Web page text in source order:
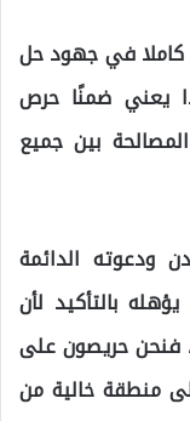
كاملا في جهود حل
يعني ضمنًا حرص
بين جميع
ودعوته الدائمة
بالتأكيد لأن
فنحن حريصون على
منطقة خالية من